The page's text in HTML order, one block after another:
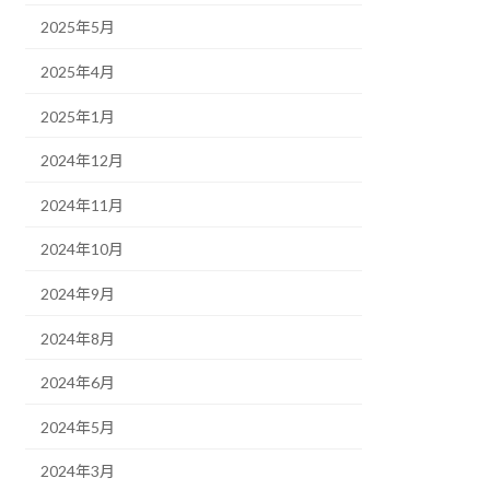
2025年5月
2025年4月
2025年1月
2024年12月
2024年11月
2024年10月
2024年9月
2024年8月
2024年6月
2024年5月
2024年3月